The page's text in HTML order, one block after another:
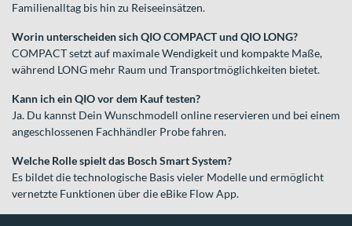
Familienalltag bis hin zu Reiseeinsätzen.
Worin unterscheiden sich QIO COMPACT und QIO LONG?
COMPACT setzt auf maximale Wendigkeit und kompakte Maße,
während LONG mehr Raum und Transportmöglichkeiten bietet.
Kann ich ein QIO vor dem Kauf testen?
Ja. Du kannst Dein Wunschmodell online reservieren und bei einem
angeschlossenen Fachhändler Probe fahren.
Welche Rolle spielt das Bosch Smart System?
Es bildet die technologische Basis vieler Modelle und ermöglicht
vernetzte Funktionen über die eBike Flow App.